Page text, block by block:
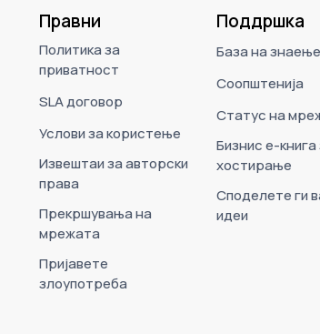
Правни
Политика за
приватност
SLA договор
Услови за користење
Извештаи за авторски
права
Прекршувања на
мрежата
Пријавете
злоупотреба
Поддршка
База на знаење
Соопштенија
Статус на
Бизнис е-книга
хостирање
Споделете ги
идеи